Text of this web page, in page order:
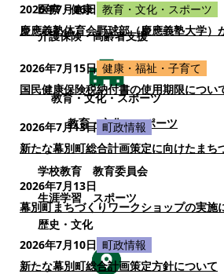
医療・健康
介護保険・高齢者支援
教育・文化・スポーツ
教育・文化・スポーツ
学校教育
教育委員会
生涯学習
スポーツ
歴史・文化
2026年7月16日 教育・文化・スポーツ
慶應義塾体育会野球部（慶應義塾大学）
2026年7月15日 健康・福祉・子育て
国民健康保険税納付書の使用期限につい
2026年7月13日 町政情報
新たな幕別町総合計画策定に向けたまち
2026年7月13日
幕別町まちづくりワークショップの実施
2026年7月10日 町政情報
新たな幕別町総合計画策定方針について